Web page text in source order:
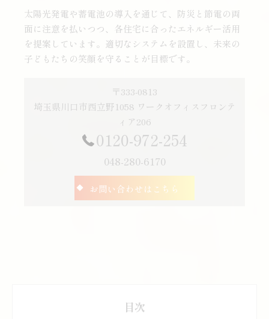
太陽光発電や蓄電池の導入を通じて、防災と節電の両
面に注意を払いつつ、各住宅に合ったエネルギー活用
を提案しています。適切なシステムを設置し、未来の
子どもたちの笑顔を守ることが目標です。
〒333-0813
埼玉県川口市西立野1058 ワークオフィスフロンテ
ィア206
0120-972-254
048-280-6170
お問い合わせはこちら
目次